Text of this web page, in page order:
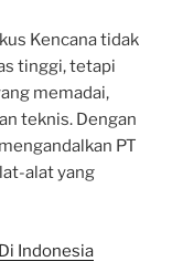
Kencana tidak
tinggi, tetapi
memadai,
teknis. Dengan
PT
alat yang
Indonesia